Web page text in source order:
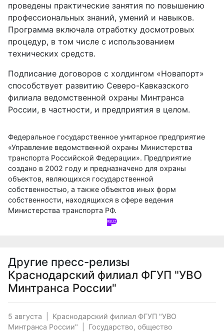
проведены практические занятия по повышению
профессиональных знаний, умений и навыков.
Программа включала отработку досмотровых
процедур, в том числе с использованием
технических средств.
Подписание договоров с холдингом «Новапорт»
способствует развитию Северо-Кавказского
филиала ведомственной охраны Минтранса
России, в частности, и предприятия в целом.
Федеральное государственное унитарное предприятие
«Управление ведомственной охраны Министерства
транспорта Российской Федерации». Предприятие
создано в 2002 году и предназначено для охраны
объектов, являющихся государственной
собственностью, а также объектов иных форм
собственности, находящихся в сфере ведения
Министерства транспорта РФ.
Другие пресс-релизы
Краснодарский филиал ФГУП "УВО
Минтранса России"
5 августа
Краснодарский филиал ФГУП "УВО
Минтранса России"
Государство, общество